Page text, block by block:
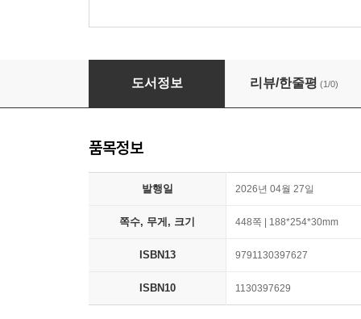
K-TOPIK 2 (토픽 2종합서)
도서정보 리뷰/한줄평 (1/0)
품목정보
발행일 2026년 04월 27일
쪽수, 무게, 크기 448쪽 | 188*254*30mm
ISBN13 9791130397627
ISBN10 1130397629